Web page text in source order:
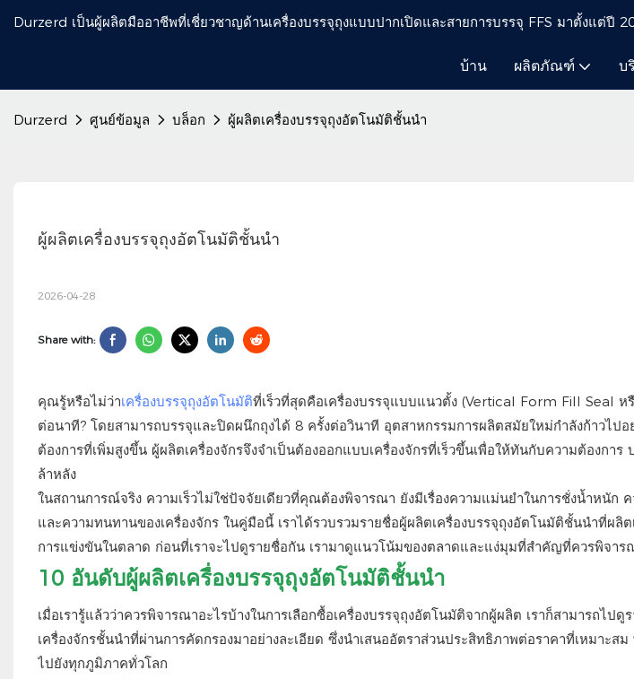
Durzerd เป็นผู้ผลิตมืออาชีพที่เชี่ยวชาญด้านเครื่องบรรจุถุงแบบปากเปิดและสายการบรรจุ FFS มาตั้งแต่ปี
บ้าน ผลิตภัณฑ์ บ
Durzerd ศูนย์ข้อมูล บล็อก ผู้ผลิตเครื่องบรรจุถุงอัตโนมัติชั้นนำ
ผู้ผลิตเครื่องบรรจุถุงอัตโนมัติชั้นนำ
2026-04-28
Share with:
คุณรู้หรือไม่ว่าเครื่องบรรจุถุงอัตโนมัติที่เร็วที่สุดคือเครื่องบรรจุแบบแนวตั้ง (Vertical Form Fill Seal ห
ต่อนาที? โดยสามารถบรรจุและปิดผนึกถุงได้ 8 ครั้งต่อวินาที อุตสาหกรรมการผลิตสมัยใหม่กำลังก้าวไปอย่
ต้องการที่เพิ่มสูงขึ้น ผู้ผลิตเครื่องจักรจึงจำเป็นต้องออกแบบเครื่องจักรที่เร็วขึ้นเพื่อให้ทันกับความต้องการ
ล้าหลัง
ในสถานการณ์จริง ความเร็วไม่ใช่ปัจจัยเดียวที่คุณต้องพิจารณา ยังมีเรื่องความแม่นยำในการชั่งน้ำหนัก
และความทนทานของเครื่องจักร ในคู่มือนี้ เราได้รวบรวมรายชื่อผู้ผลิตเครื่องบรรจุถุงอัตโนมัติชั้นนำที่ผลิ
การแข่งขันในตลาด ก่อนที่เราจะไปดูรายชื่อกัน เรามาดูแนวโน้มของตลาดและแง่มุมที่สำคัญที่ควรพิจา
10 อันดับผู้ผลิตเครื่องบรรจุถุงอัตโนมัติชั้นนำ
เมื่อเรารู้แล้วว่าควรพิจารณาอะไรบ้างในการเลือกซื้อเครื่องบรรจุถุงอัตโนมัติจากผู้ผลิต เราก็สามารถไป
เครื่องจักรชั้นนำที่ผ่านการคัดกรองมาอย่างละเอียด ซึ่งนำเสนออัตราส่วนประสิทธิภาพต่อราคาที่เหมาะส
ไปยังทุกภูมิภาคทั่วโลก